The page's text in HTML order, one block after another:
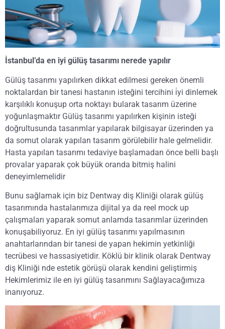
İstanbul’da en iyi gülüş tasarımı nerede yapılır
Gülüş tasarımı yapılırken dikkat edilmesi gereken önemli
noktalardan bir tanesi hastanın isteğini tercihini i̇yi dinlemek
karşılıklı konuşup orta noktayı bularak tasarım üzerine
yoğunlaşmaktır Gülüş tasarımı yapılırken kişinin isteği
doğrultusunda tasarımlar yapılarak bilgisayar üzerinden ya
da somut olarak yapılan tasarım görülebilir hale gelmelidir.
Hasta yapılan tasarımı tedaviye başlamadan önce belli başlı
provalar yaparak çok büyük oranda bitmiş halini
deneyimlemelidir
Bunu sağlamak için biz Dentway diş Kliniği olarak gülüş
tasarımında hastalarımıza dijital ya da reel mock up
çalışmaları yaparak somut anlamda tasarımlar üzerinden
konuşabiliyoruz. En iyi gülüş tasarımı yapılmasının
anahtarlarından bir tanesi de yapan hekimin yetkinliği
tecrübesi ve hassasiyetidir. Köklü bir klinik olarak Dentway
diş Kliniği nde estetik görüşü olarak kendini geliştirmiş
Hekimlerimiz ile en iyi gülüş tasarımını Sağlayacağımıza
inanıyoruz.